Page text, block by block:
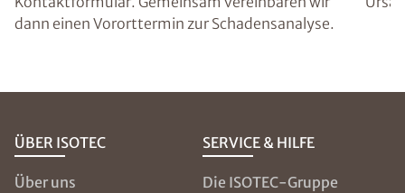
dann einen Vororttermin zur Schadensanalyse.
ÜBER ISOTEC
Über uns
SERVICE & HILFE
Die ISOTEC-Gruppe